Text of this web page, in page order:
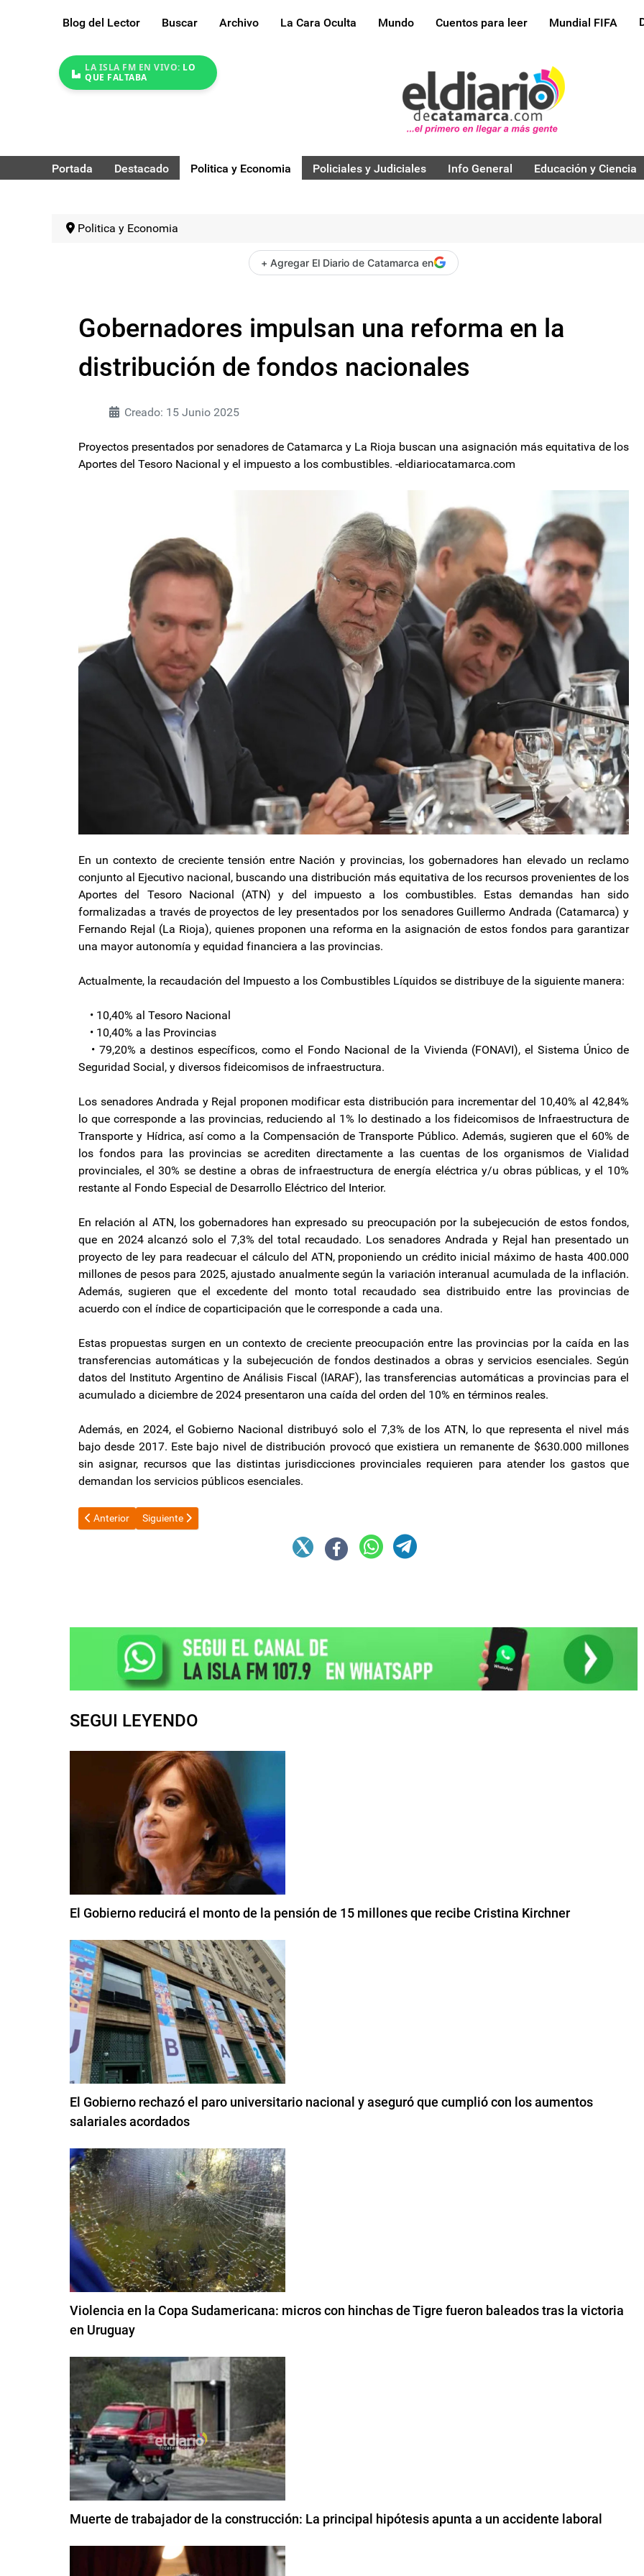
Blog del Lector Buscar Archivo La Cara Oculta Mundo Cuentos para leer Mundial FIFA
LA ISLA FM EN VIVO: LO
QUE FALTABA
Portada Destacado Politica y Economia Policiales y Judiciales Info General Educación y Ciencia
Politica y Economia
+ Agregar El Diario de Catamarca en
Gobernadores impulsan una reforma en la
distribución de fondos nacionales
Creado: 15 Junio 2025
Proyectos presentados por senadores de Catamarca y La Rioja buscan una asignación más equitativa de los
Aportes del Tesoro Nacional y el impuesto a los combustibles. -eldiariocatamarca.com
En un contexto de creciente tensión entre Nación y provincias, los gobernadores han elevado un reclamo
conjunto al Ejecutivo nacional, buscando una distribución más equitativa de los recursos provenientes de los
Aportes del Tesoro Nacional (ATN) y del impuesto a los combustibles. Estas demandas han sido
formalizadas a través de proyectos de ley presentados por los senadores Guillermo Andrada (Catamarca) y
Fernando Rejal (La Rioja), quienes proponen una reforma en la asignación de estos fondos para garantizar
una mayor autonomía y equidad financiera a las provincias.
Actualmente, la recaudación del Impuesto a los Combustibles Líquidos se distribuye de la siguiente manera:
• 10,40% al Tesoro Nacional
• 10,40% a las Provincias
• 79,20% a destinos específicos, como el Fondo Nacional de la Vivienda (FONAVI), el Sistema Único de
Seguridad Social, y diversos fideicomisos de infraestructura.
Los senadores Andrada y Rejal proponen modificar esta distribución para incrementar del 10,40% al 42,84%
lo que corresponde a las provincias, reduciendo al 1% lo destinado a los fideicomisos de Infraestructura de
Transporte y Hídrica, así como a la Compensación de Transporte Público. Además, sugieren que el 60% de
los fondos para las provincias se acrediten directamente a las cuentas de los organismos de Vialidad
provinciales, el 30% se destine a obras de infraestructura de energía eléctrica y/u obras públicas, y el 10%
restante al Fondo Especial de Desarrollo Eléctrico del Interior.
En relación al ATN, los gobernadores han expresado su preocupación por la subejecución de estos fondos,
que en 2024 alcanzó solo el 7,3% del total recaudado. Los senadores Andrada y Rejal han presentado un
proyecto de ley para readecuar el cálculo del ATN, proponiendo un crédito inicial máximo de hasta 400.000
millones de pesos para 2025, ajustado anualmente según la variación interanual acumulada de la inflación.
Además, sugieren que el excedente del monto total recaudado sea distribuido entre las provincias de
acuerdo con el índice de coparticipación que le corresponde a cada una.
Estas propuestas surgen en un contexto de creciente preocupación entre las provincias por la caída en las
transferencias automáticas y la subejecución de fondos destinados a obras y servicios esenciales. Según
datos del Instituto Argentino de Análisis Fiscal (IARAF), las transferencias automáticas a provincias para el
acumulado a diciembre de 2024 presentaron una caída del orden del 10% en términos reales.
Además, en 2024, el Gobierno Nacional distribuyó solo el 7,3% de los ATN, lo que representa el nivel más
bajo desde 2017. Este bajo nivel de distribución provocó que existiera un remanente de $630.000 millones
sin asignar, recursos que las distintas jurisdicciones provinciales requieren para atender los gastos que
demandan los servicios públicos esenciales.
Artículo anterior: Avanza la investigación por irregularidades en el Ministerio de Salud
Anterior Artículo siguiente: El diputado Mamerto Acuña destrozó al presidente de la juventud radical “no tiene que ser
Siguiente
SEGUI LEYENDO
El Gobierno reducirá el monto de la pensión de 15 millones que recibe Cristina Kirchner
El Gobierno rechazó el paro universitario nacional y aseguró que cumplió con los aumentos
salariales acordados
Violencia en la Copa Sudamericana: micros con hinchas de Tigre fueron baleados tras la victoria
en Uruguay
Muerte de trabajador de la construcción: La principal hipótesis apunta a un accidente laboral